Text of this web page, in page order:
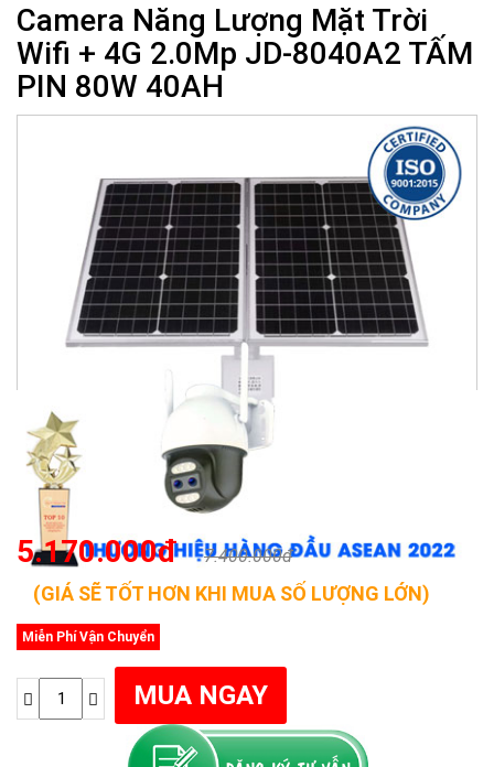
Camera Năng Lượng Mặt Trời
Wifi + 4G 2.0Mp JD-8040A2 TẤM
PIN 80W 40AH
5.170.000đ 7.400.000đ
(GIÁ SẼ TỐT HƠN KHI MUA SỐ LƯỢNG LỚN)
Miễn Phí Vận Chuyển